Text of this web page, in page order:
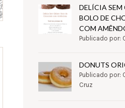
DELÍCIA SEM
BOLO DE
COM
Publicado por:
DONUTS
Publicado por:
Cruz